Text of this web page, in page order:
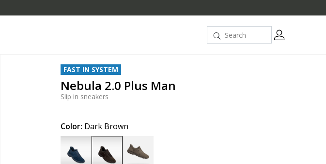
FAST IN SYSTEM
Nebula 2.0 Plus Man
Slip in sneakers
Color: Dark Brown